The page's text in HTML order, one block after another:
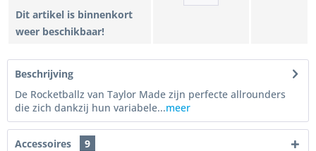
Dit artikel is binnenkort
weer beschikbaar!
Beschrijving
De Rocketballz van Taylor Made zijn perfecte allrounders
die zich dankzij hun variabele...meer
Accessoires 9